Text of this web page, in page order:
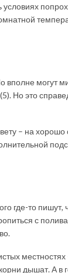
вполне могут
Но это
– на
где-то пишут,
с
местностях
дышат. А в